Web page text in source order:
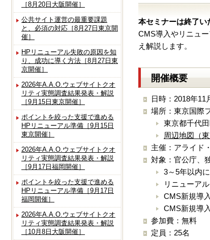
［8月20日大阪開催］
公共サイト運営の最重要課題
と、必須の対応［8月27日東京開
催］
HPリニューアル失敗の原因を知
り、成功に導く方法［8月27日東
京開催］
2026年A.A.O.ウェブサイトクオ
リティ実態調査結果発表・解説
［9月15日東京開催］
ポイントを絞った支援で進める
HPリニューアル準備［9月15日
東京開催］
2026年A.A.O.ウェブサイトクオ
リティ実態調査結果発表・解説
［9月17日福岡開催］
ポイントを絞った支援で進める
HPリニューアル準備［9月17日
福岡開催］
2026年A.A.O.ウェブサイトクオ
リティ実態調査結果発表・解説
［10月8日大阪開催］
本セミナーは終了い
CMS導入やリニュ
え解説します。
開催概要
日時：2018年
場所：東京国際
東京都千代
周辺地図（
主催：アライド
対象：官公庁、
3～5年以内
リニューア
CMS新規導
CMS新規導
参加費：無料
定員：25名